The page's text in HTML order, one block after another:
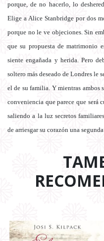
porque, de no hacerlo, lo
Elige a Alice Stanbridge por dos
porque no le ve objeciones. Sin
que su propuesta de matrimonio
siente engañada y herida. Pero
soltero más deseado de Londres le
el de su familia. Y mientras ambos
conveniencia que parece que será
saliendo a la luz secretos
de arriesgar su corazón una